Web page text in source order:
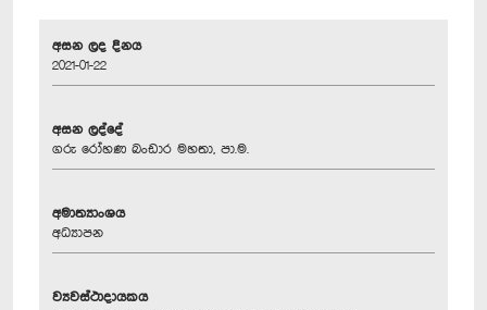
අසන ලද දිනය
2021-01-22
අසන ලද්දේ
ගරු රෝහණ බංඩාර මහතා, පා.ම.
අමාත්‍යාංශය
අධ්‍යාපන
ව්‍යවස්ථාදායකය